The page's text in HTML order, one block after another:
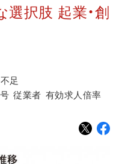
選択肢 起業・創
足
従業者 有効求人倍率